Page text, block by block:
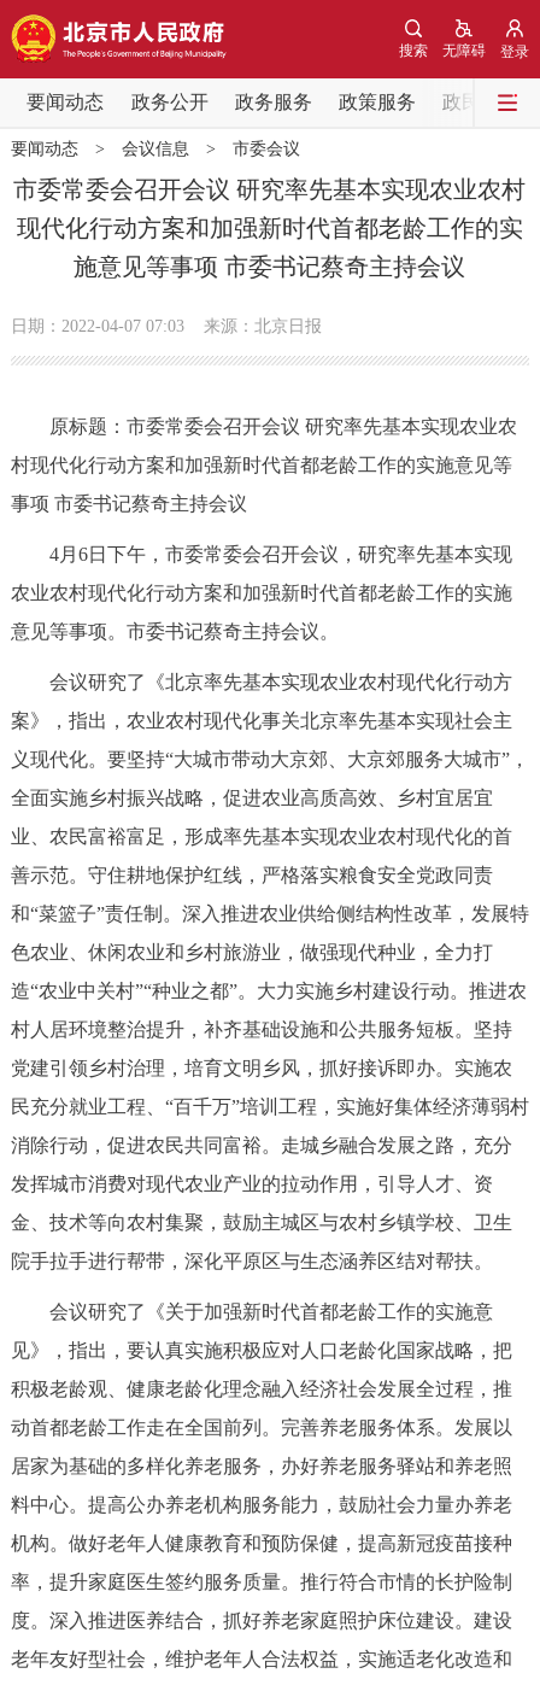
登录
无障碍
搜索
要闻动态 政务公开 政务服务 政策服务 政民互动
要闻动态
党中央精神 国务院信息
北京要闻 会议信息 部门动态
政务公开
市领导 机构职能 政策服务
政策兑现 政策解读
专题公开
政务服务
个人服务 法人服务 部门服务
便民服务 利企服务 投资项目
中介服务 阳光政务
12345网上接诉即办 我要咨询 我要建议
参与调查 在线访谈 图说互动
北京概况 十六区概览 人文北京
绿色北京 图说北京 视频北京
ENGLISH 한국어 日本語
DEUTSCH FRANÇAIS РУССКИЙ ЯЗЫК
回到顶部
要闻动态> 会议信息 > 市委会议
市委常委会召开会议 研究率先基本实现农业农村
现代化行动方案和加强新时代首都老龄工作的实
施意见等事项 市委书记蔡奇主持会议
日期：2022-04-07 07:03 来源：北京日报
原标题：市委常委会召开会议 研究率先基本实现农业农
村现代化行动方案和加强新时代首都老龄工作的实施意见等
事项 市委书记蔡奇主持会议
4月6日下午，市委常委会召开会议，研究率先基本实现
农业农村现代化行动方案和加强新时代首都老龄工作的实施
意见等事项。市委书记蔡奇主持会议。
会议研究了《北京率先基本实现农业农村现代化行动方
案》，指出，农业农村现代化事关北京率先基本实现社会主
义现代化。要坚持“大城市带动大京郊、大京郊服务大城市”，
全面实施乡村振兴战略，促进农业高质高效、乡村宜居宜
业、农民富裕富足，形成率先基本实现农业农村现代化的首
善示范。守住耕地保护红线，严格落实粮食安全党政同责
和“菜篮子”责任制。深入推进农业供给侧结构性改革，发展特
色农业、休闲农业和乡村旅游业，做强现代种业，全力打
造“农业中关村”“种业之都”。大力实施乡村建设行动。推进农
村人居环境整治提升，补齐基础设施和公共服务短板。坚持
党建引领乡村治理，培育文明乡风，抓好接诉即办。实施农
民充分就业工程、“百千万”培训工程，实施好集体经济薄弱村
消除行动，促进农民共同富裕。走城乡融合发展之路，充分
发挥城市消费对现代农业产业的拉动作用，引导人才、资
金、技术等向农村集聚，鼓励主城区与农村乡镇学校、卫生
院手拉手进行帮带，深化平原区与生态涵养区结对帮扶。
会议研究了《关于加强新时代首都老龄工作的实施意
见》，指出，要认真实施积极应对人口老龄化国家战略，把
积极老龄观、健康老龄化理念融入经济社会发展全过程，推
动首都老龄工作走在全国前列。完善养老服务体系。发展以
居家为基础的多样化养老服务，办好养老服务驿站和养老照
料中心。提高公办养老机构服务能力，鼓励社会力量办养老
机构。做好老年人健康教育和预防保健，提高新冠疫苗接种
率，提升家庭医生签约服务质量。推行符合市情的长护险制
度。深入推进医养结合，抓好养老家庭照护床位建设。建设
老年友好型社会，维护老年人合法权益，实施适老化改造和